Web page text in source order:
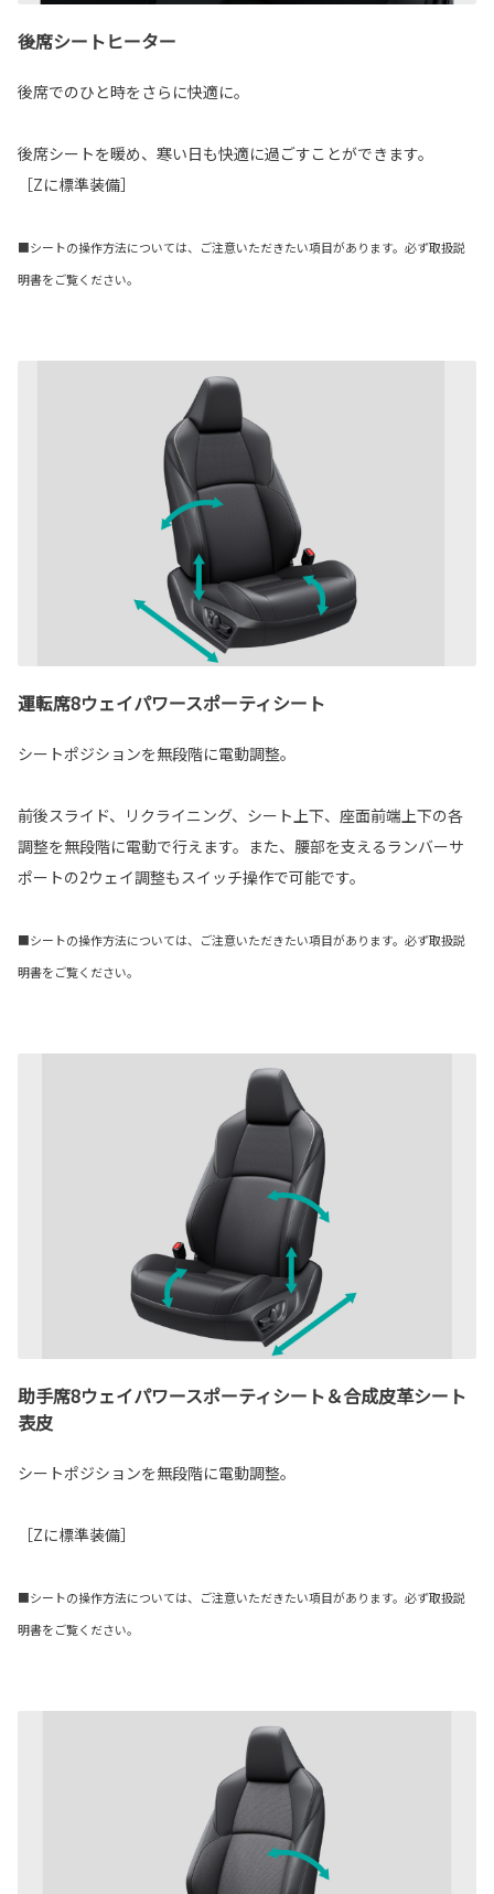
後席シートヒーター
後席でのひと時をさらに快適に。
後席シートを暖め、寒い日も快適に過ごすことができます。
［Zに標準装備］
■シートの操作方法については、ご注意いただきたい項目があります。必ず取扱説
明書をご覧ください。
運転席8ウェイパワースポーティシート
シートポジションを無段階に電動調整。
前後スライド、リクライニング、シート上下、座面前端上下の各
調整を無段階に電動で行えます。また、腰部を支えるランバーサ
ポートの2ウェイ調整もスイッチ操作で可能です。
■シートの操作方法については、ご注意いただきたい項目があります。必ず取扱説
明書をご覧ください。
助手席8ウェイパワースポーティシート＆合成皮革シート
表皮
シートポジションを無段階に電動調整。
［Zに標準装備］
■シートの操作方法については、ご注意いただきたい項目があります。必ず取扱説
明書をご覧ください。